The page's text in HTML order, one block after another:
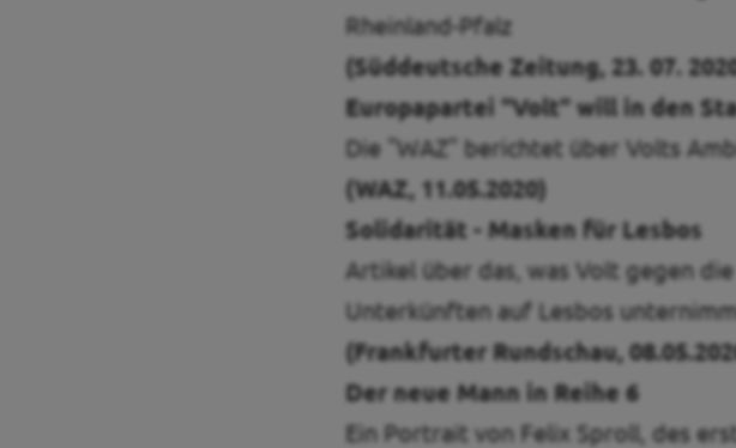
Rheinland-Pfalz
(Süddeutsche Zeitung, 23. 07.
Europapartei "Volt" will in den
Die "WAZ" berichtet über Volts
(WAZ, 11.05.2020)
Solidarität - Masken für Lesbos
Artikel über das, was Volt gegen
Unterkünften auf Lesbos
(Frankfurter Rundschau,
Der neue Mann in Reihe 6
Ein Portrait von Felix Sproll, des